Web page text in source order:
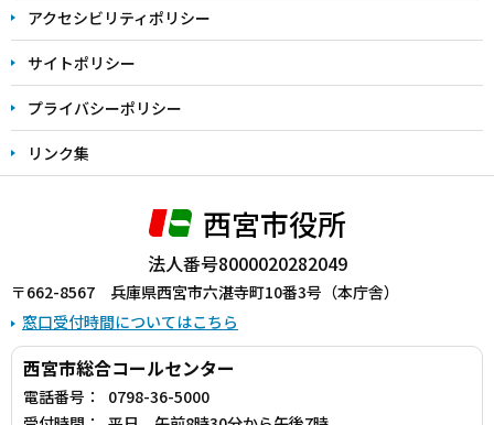
アクセシビリティポリシー
サイトポリシー
プライバシーポリシー
リンク集
西宮市役所
法人番号8000020282049
〒662-8567 兵庫県西宮市六湛寺町10番3号（本庁舎）
窓口受付時間についてはこちら
西宮市総合コールセンター
電話番号：
0798-36-5000